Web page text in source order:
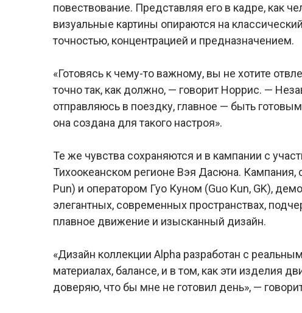
повествование. Представляя его в кадре, как
визуальные картины опираются на
точностью, концентрацией и предназначением.
«Готовясь к чему-то важному, вы не хотите
точно так, как должно, — говорит Норрис. —
отправляюсь в поездку, главное — быть
она создана для такого настроя».
Те же чувства сохраняются и в кампании с
Тихоокеанском регионе Вэя Дасюна.
Pun) и оператором Гуо Куном (Guo Kun, GK),
элегантных, современных пространствах,
плавное движение и изысканный дизайн.
«Дизайн коллекции Alpha разработан с
материалах, балансе, и в том, как эти изделия
доверяю, что бы мне не готовил день», —